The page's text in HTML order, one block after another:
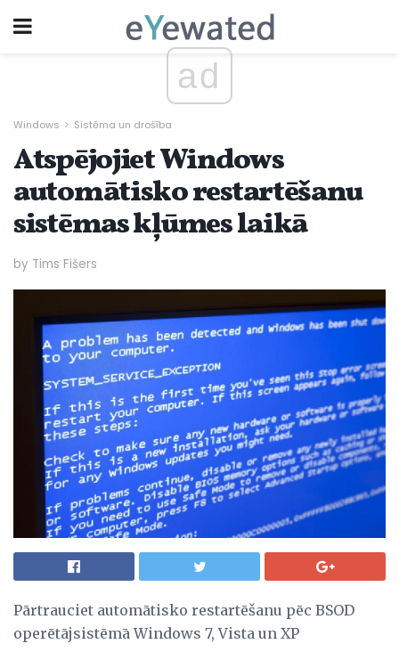
ad
Windows Sistēma un drošība
Atspējojiet Windows
automātisko restartēšanu
sistēmas kļūmes laikā
by Tims Fišers
Pārtrauciet automātisko restartēšanu pēc BSOD
operētājsistēmā Windows 7, Vista un XP